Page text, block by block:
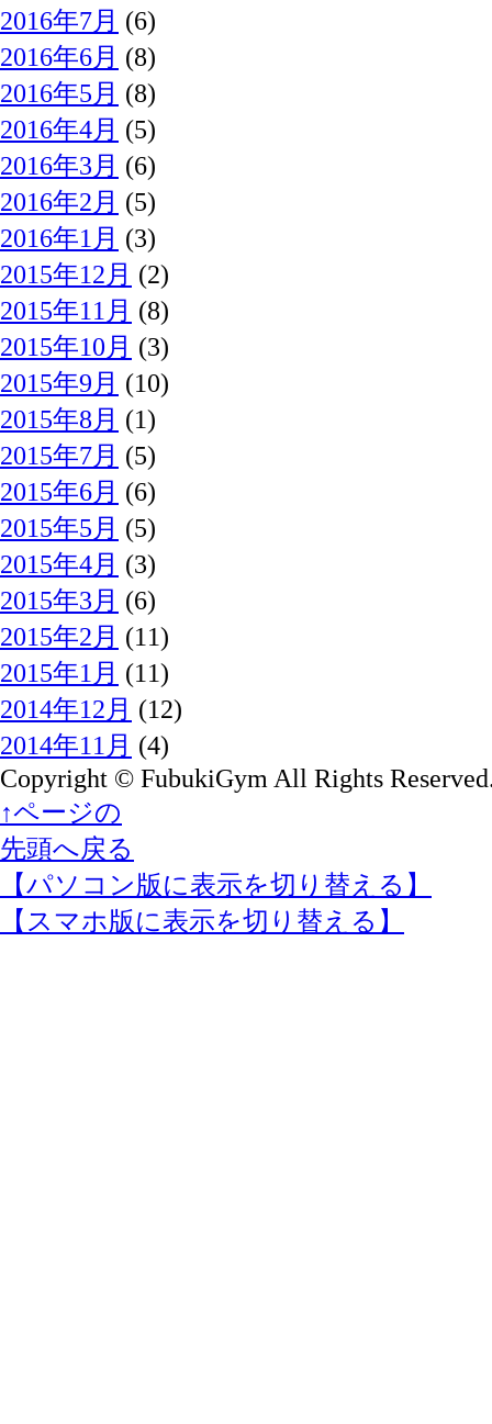
2016年7月 (6)
2016年6月 (8)
2016年5月 (8)
2016年4月 (5)
2016年3月 (6)
2016年2月 (5)
2016年1月 (3)
2015年12月 (2)
2015年11月 (8)
2015年10月 (3)
2015年9月 (10)
2015年8月 (1)
2015年7月 (5)
2015年6月 (6)
2015年5月 (5)
2015年4月 (3)
2015年3月 (6)
2015年2月 (11)
2015年1月 (11)
2014年12月 (12)
2014年11月 (4)
Copyright © FubukiGym All Rights
↑ページの
先頭へ戻る
【パソコン版に表示を切り替える】
【スマホ版に表示を切り替える】